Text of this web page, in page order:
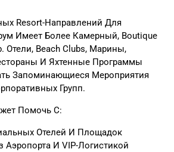
Resort-Направлений Для
Имеет Более Камерный, Boutique
Отели, Beach Clubs, Марины,
И Яхтенные Программы
Запоминающиеся Мероприятия
Групп.
Помочь С:
Отелей И Площадок
Аэропорта И VIP-Логистикой